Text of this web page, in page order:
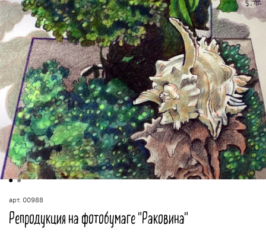
арт. 00988
Репродукция на фотобумаге "Раковина"